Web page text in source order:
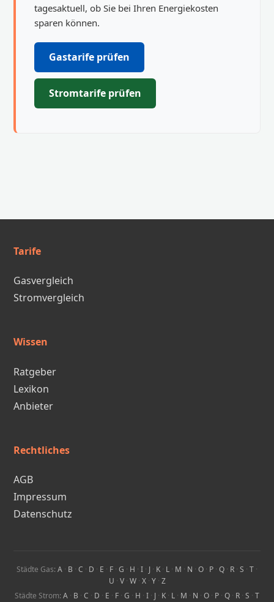
tagesaktuell, ob Sie bei Ihren Energiekosten
sparen können.
Gastarife prüfen
Stromtarife prüfen
Tarife
Gasvergleich
Stromvergleich
Wissen
Ratgeber
Lexikon
Anbieter
Rechtliches
AGB
Impressum
Datenschutz
Städte Gas: A · B · C · D · E · F · G · H · I · J · K · L · M · N · O · P · Q · R · S · T ·
U · V· W· X· Y· Z
Städte Strom: A · B · C · D · E · F · G · H · I · J · K · L · M · N · O · P · Q · R · S · T